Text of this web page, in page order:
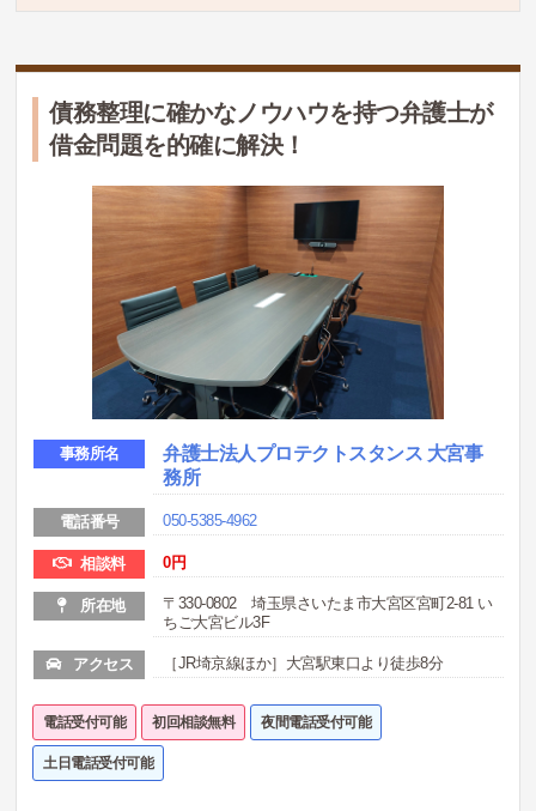
債務整理に確かなノウハウを持つ弁護士が
借金問題を的確に解決！
事務所名
弁護士法人プロテクトスタンス 大宮事
務所
電話番号 050-5385-4962
相談料 0円
所在地
〒330-0802 埼玉県さいたま市大宮区宮町2-81 い
ちご大宮ビル3F
アクセス ［JR埼京線ほか］大宮駅東口より徒歩8分
電話受付可能 初回相談無料 夜間電話受付可能
土日電話受付可能